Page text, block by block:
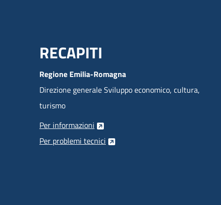
Menu Footer
RECAPITI
Regione Emilia-Romagna
Direzione generale Sviluppo economico, cultura,
turismo
Per informazioni
Per problemi tecnici